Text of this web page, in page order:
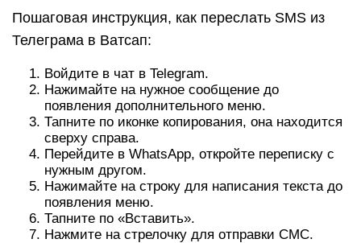
Пошаговая инструкция, как переслать SMS из
Телеграма в Ватсап:
Войдите в чат в Telegram.
Нажимайте на нужное сообщение до
появления дополнительного меню.
Тапните по иконке копирования, она находится
сверху справа.
Перейдите в WhatsApp, откройте переписку с
нужным другом.
Нажимайте на строку для написания текста до
появления меню.
Тапните по «Вставить».
Нажмите на стрелочку для отправки СМС.